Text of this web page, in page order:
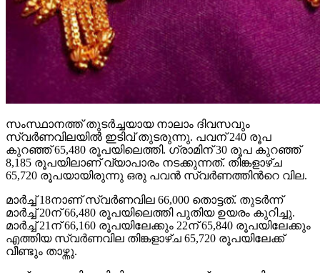
സംസ്ഥാനത്ത് തുടർച്ചയായ നാലാം ദിവസവും
സ്വർണവിലയിൽ ഇടിവ് തുടരുന്നു. പവന് 240 രൂപ
കുറഞ്ഞ് 65,480 രൂപയിലെത്തി. ഗ്രാമിന് 30 രൂപ കുറഞ്ഞ്
8,185 രൂപയിലാണ് വ്യാപാരം നടക്കുന്നത്. തിങ്കളാഴ്ച
65,720 രൂപയായിരുന്നു ഒരു പവൻ സ്വർണത്തിന്‍റെ വില.
മാർച്ച് 18നാണ് സ്വർണവില 66,000 തൊട്ടത്. തുടർന്ന്
മാർച്ച് 20ന് 66,480 രൂപയിലെത്തി പുതിയ ഉയരം കുറിച്ചു.
മാർച്ച് 21ന് 66,160 രൂപയിലേക്കും 22ന് 65,840 രൂപയിലേക്കും
എത്തിയ സ്വർണവില തിങ്കളാഴ്ച 65,720 രൂപയിലേക്ക്
വീണ്ടും താഴ്ന്നു.